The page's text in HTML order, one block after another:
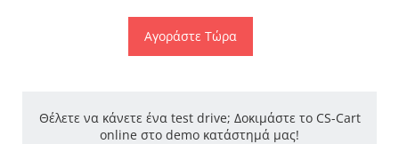
Αγοράστε Τώρα
Θέλετε να κάνετε ένα test drive; Δοκιμάστε το CS-Cart
online στο demo κατάστημά μας!